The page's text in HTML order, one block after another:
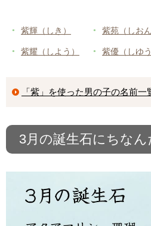
紫輝（しき）
紫耀（しよう）
紫苑（しおん
紫優（しゆう
「紫」を使った男の子の名前一
3月の誕生石にちなん